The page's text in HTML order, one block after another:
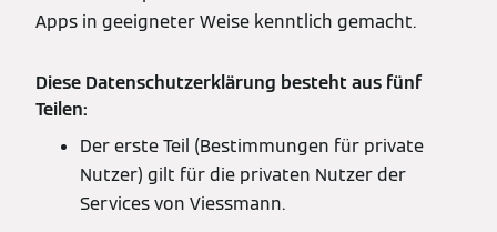
Apps in geeigneter Weise kenntlich gemacht.
Diese Datenschutzerklärung besteht aus fünf
Teilen:
Der erste Teil (Bestimmungen für private
Nutzer) gilt für die privaten Nutzer der
Services von Viessmann.